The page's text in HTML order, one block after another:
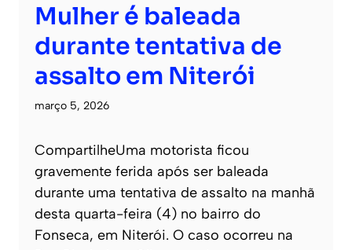
Mulher é baleada
durante tentativa de
assalto em Niterói
março 5, 2026
CompartilheUma motorista ficou
gravemente ferida após ser baleada
durante uma tentativa de assalto na manhã
desta quarta-feira (4) no bairro do
Fonseca, em Niterói. O caso ocorreu na